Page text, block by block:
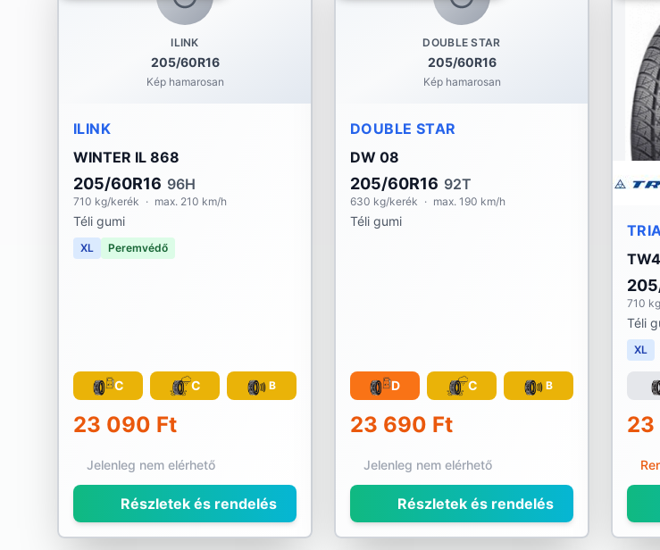
ILINK
205/60R16
Kép hamarosan
ILINK
WINTER IL 868
205/60R16 96H
710 kg/kerék · max. 210 km/h
Téli gumi
XL Peremvédő
C C B
23 090 Ft
Jelenleg nem elérhető
Részletek és rendelés
DOUBLE STAR
205/60R16
Kép hamarosan
DOUBLE STAR
DW 08
205/60R16 92T
630 kg/kerék · max. 190 km/h
Téli gumi
D C B
23 690 Ft
Jelenleg nem elérhető
Részletek és rendelés
710
Téli
XL
23